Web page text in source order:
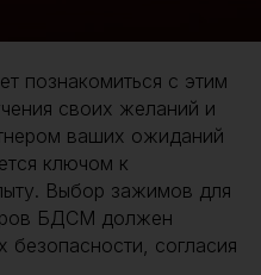
познакомиться с этим
своих желаний и
ваших ожиданий
ключом к
Выбор зажимов для
БДСМ должен
безопасности, согласия